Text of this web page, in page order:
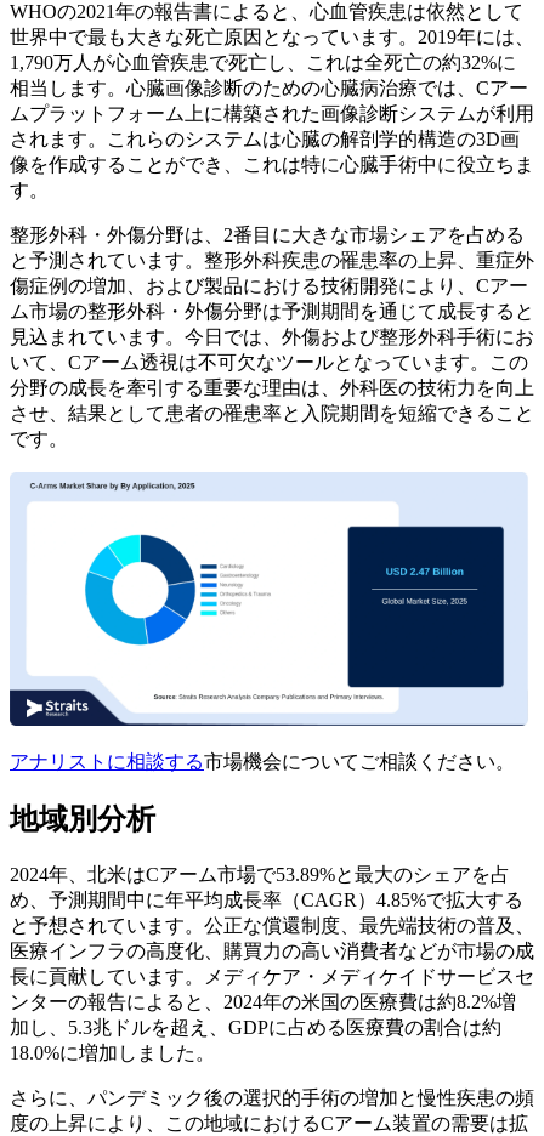
WHOの2021年の報告書によると、心血管疾患は依然として
世界中で最も大きな死亡原因となっています。2019年には、
1,790万人が心血管疾患で死亡し、これは全死亡の約32%に
相当します。心臓画像診断のための心臓病治療では、Cアー
ムプラットフォーム上に構築された画像診断システムが利用
されます。これらのシステムは心臓の解剖学的構造の3D画
像を作成することができ、これは特に心臓手術中に役立ちま
す。
整形外科・外傷分野は、2番目に大きな市場シェアを占める
と予測されています。整形外科疾患の罹患率の上昇、重症外
傷症例の増加、および製品における技術開発により、Cアー
ム市場の整形外科・外傷分野は予測期間を通じて成長すると
見込まれています。今日では、外傷および整形外科手術にお
いて、Cアーム透視は不可欠なツールとなっています。この
分野の成長を牽引する重要な理由は、外科医の技術力を向上
させ、結果として患者の罹患率と入院期間を短縮できること
です。
アナリストに相談する市場機会についてご相談ください。
地域別分析
2024年、北米はCアーム市場で53.89%と最大のシェアを占
め、予測期間中に年平均成長率（CAGR）4.85%で拡大する
と予想されています。公正な償還制度、最先端技術の普及、
医療インフラの高度化、購買力の高い消費者などが市場の成
長に貢献しています。メディケア・メディケイドサービスセ
ンターの報告によると、2024年の米国の医療費は約8.2%増
加し、5.3兆ドルを超え、GDPに占める医療費の割合は約
18.0%に増加しました。
さらに、パンデミック後の選択的手術の増加と慢性疾患の頻
度の上昇により、この地域におけるCアーム装置の需要は拡